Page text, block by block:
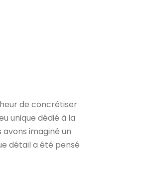
de concrétiser
unique dédié à la
imaginé un
détail a été pensé